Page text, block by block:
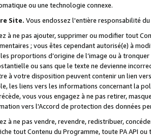
ou une technologie connexe.
Site. Vous endossez l'entière responsabilité
à ne pas ajouter, supprimer ou modifier tout
; vous êtes cependant autorisé(e) à
proportions d’origine de l’image ou à
ou sans que le texte ne devienne
à votre disposition peuvent contenir un lien
les liens vers les informations concernant la
vous vous engagez à ne pas retirer,
vers l'Accord de protection des données
à ne pas vendre, revendre, redistribuer,
tout Contenu du Programme, toute PA API